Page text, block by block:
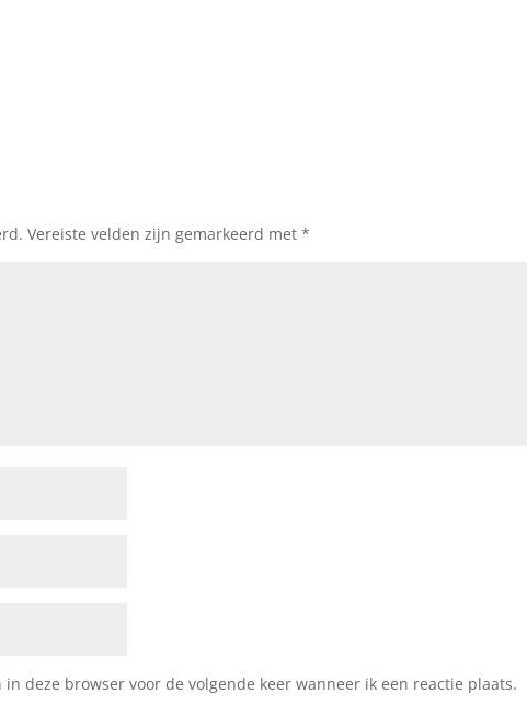
Vereiste velden zijn gemarkeerd met*
deze browser voor de volgende keer wanneer ik een reactie plaats.